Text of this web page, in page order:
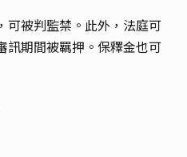
可被判監禁。此外，法庭可
訊期間被羈押。保釋金也可